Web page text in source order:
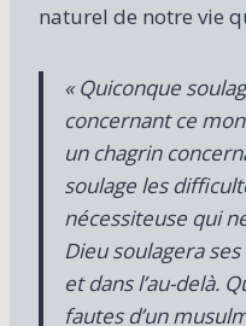
naturel de notre vie
« Quiconque
concernant ce
un chagrin
soulage les
nécessiteuse qui
Dieu soulagera
et dans l’au-delà.
fautes d’un